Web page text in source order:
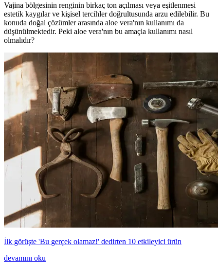
Vajina bölgesinin renginin birkaç ton açılması veya eşitlenmesi
estetik kaygılar ve kişisel tercihler doğrultusunda arzu edilebilir. Bu
konuda doğal çözümler arasında aloe vera'nın kullanımı da
düşünülmektedir. Peki aloe vera'nın bu amaçla kullanımı nasıl
olmalıdır?
İlk görüşte 'Bu gerçek olamaz!' dedirten 10 etkileyici ürün
devamını oku